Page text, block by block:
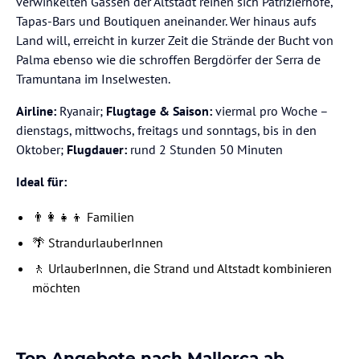
Tapas-Bars und Boutiquen aneinander. Wer hinaus aufs
Land will, erreicht in kurzer Zeit die Strände der Bucht von
Palma ebenso wie die schroffen Bergdörfer der Serra de
Tramuntana im Inselwesten.
Airline: Ryanair; Flugtage & Saison: viermal pro Woche –
dienstags, mittwochs, freitags und sonntags, bis in den
Oktober; Flugdauer: rund 2 Stunden 50 Minuten
Ideal für:
👨‍👩‍👧‍👦 Familien
🌴 StrandurlauberInnen
🚶 UrlauberInnen, die Strand und Altstadt kombinieren
möchten